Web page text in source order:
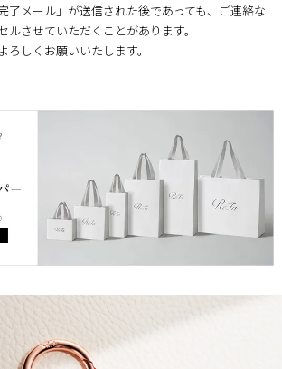
了メール」が送信された後であっても、ご連絡な
ルさせていただくことがあります。
ろしくお願いいたします。